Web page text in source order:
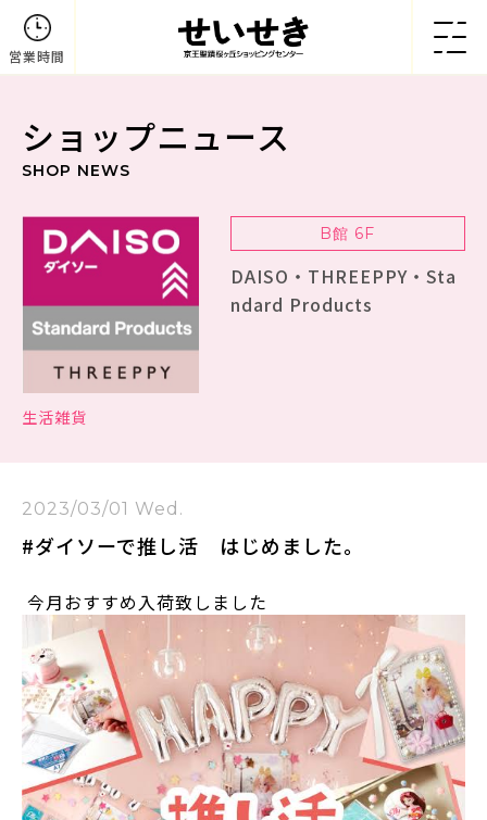
営業時間
ショップニュース
SHOP NEWS
B館 6F
DAISO・THREEPPY・Sta
ndard Products
生活雑貨
2023/03/01 Wed.
#ダイソーで推し活 はじめました。
今月おすすめ入荷致しました